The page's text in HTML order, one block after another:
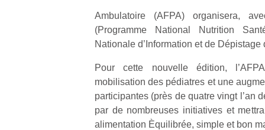
Ambulatoire (AFPA) organisera,
(Programme National Nutrition
Nationale d’Information et de Dépistage
Pour cette nouvelle édition,
mobilisation des pédiatres et une
participantes (près de quatre vingt l’an
par de nombreuses initiatives et
alimentation Èquilibrée, simple et bon